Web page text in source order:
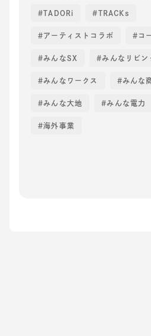
TADORi TRACKs
アーティストコラボ コ
みんなSX みんなリビン
みんなワークス みんな
みんな大地 みんな電力
海外事業